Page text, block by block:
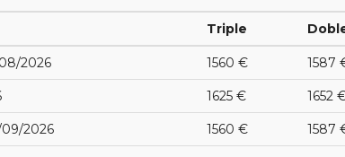
Triple
2026 1560 € 1587
1625 € 1652
2026 1560 € 1587